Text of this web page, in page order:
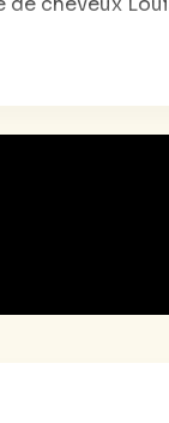
sur moi qui